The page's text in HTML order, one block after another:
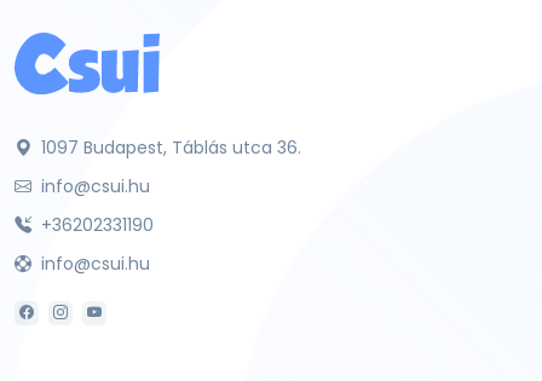
1097 Budapest, Táblás utca 36.
info@csui.hu
+36202331190
info@csui.hu